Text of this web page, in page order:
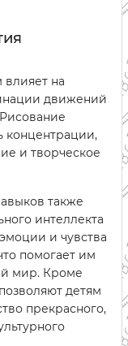
влияет на
движений
концентрации,
и творческое
также
интеллекта
и чувства
помогает им
мир. Кроме
детям
прекрасного,